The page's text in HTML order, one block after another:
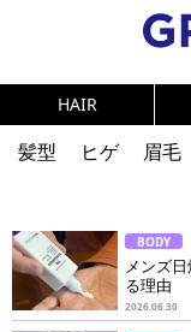
HAIR
髪型 ヒゲ 眉毛
メンズコスメ
テストステロン
BODY
メンズ
る理由
2026.06.30